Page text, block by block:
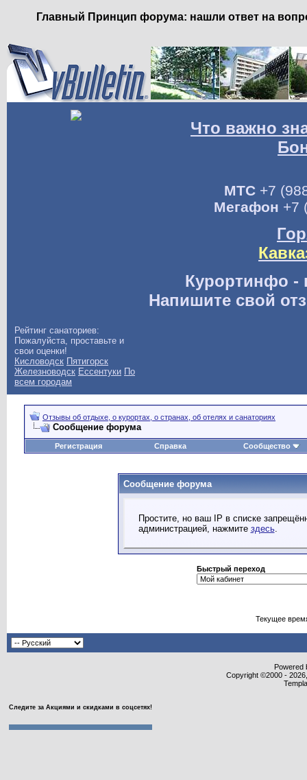
Главный Принцип форума: нашли ответ на
Что важно
МТС+7
Мегафон +7
Курортинфо -
Напишите свой
Рейтинг санаториев:
Пожалуйста, проставьте и
свои оценки!
Кисловодск Пятигорск
Железноводск Ессентуки По
всем городам
Отзывы об отдыхе, о курортах, о странах, об отелях и санаториях
Сообщение форума
Регистрация Справка Сообщество
Сообщение форума
Простите, но ваш IP в списке
администрацией, нажмите здесь.
Быстрый переход
Текущее
Powered
Copyright ©2000 -
Следите за Акциями и скидками в соцсетях!